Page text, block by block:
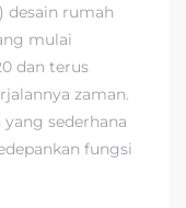
desain rumah
mulai
dan terus
zaman.
sederhana
fungsi